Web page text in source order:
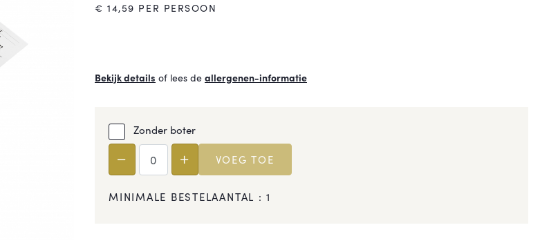
€ 14,59 PER PERSOON
Bekijk details of lees de allergenen-informatie
Zonder boter
VOEG TOE
MINIMALE BESTELAANTAL :1